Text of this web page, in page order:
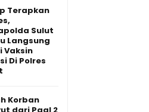
Terapkan
Sulut
Langsung
Vaksin
Di Polres
Korban